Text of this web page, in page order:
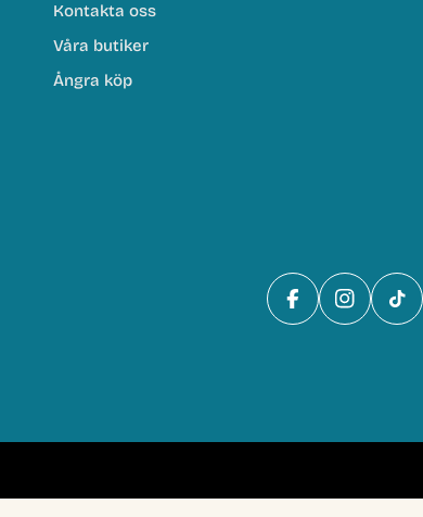
Kontakta oss
Våra butiker
Ångra köp
Facebook